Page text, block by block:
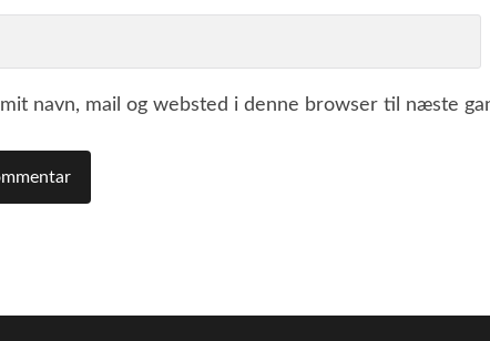
navn, mail og websted i denne browser til næste